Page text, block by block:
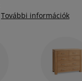
További információk